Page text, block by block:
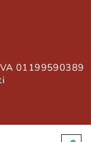
01199590389